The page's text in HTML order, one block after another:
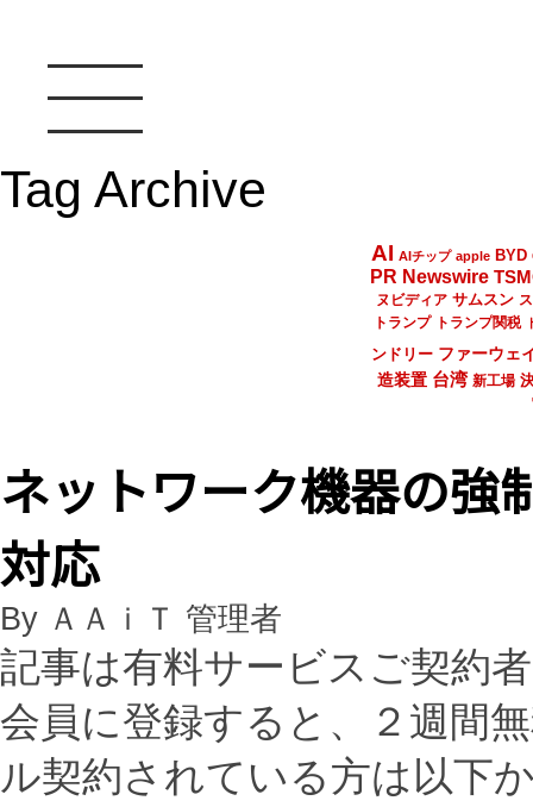
Tag Archive
AI AIチップ apple BYD
PR Newswire
ヌビディア サムスン
トランプ
トランプ関税
ンドリー ファーウェ
造装置 台湾 新工場
ネットワーク機器の強
対応
By ＡＡｉＴ 管理者
記事は有料サービスご契約
会員に登録すると、２週間
ル契約されている方は以下